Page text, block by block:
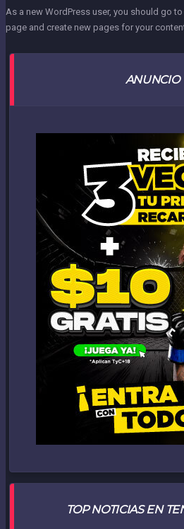
As a new WordPress user, you should go to
page and create new pages for your
ANUNCIO
TOP NOTICIAS EN